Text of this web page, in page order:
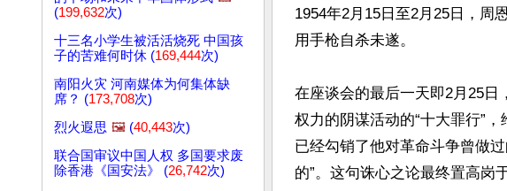
(199,632次)
十三名小学生被活活烧死 中国孩
子的苦难何时休 (169,444次)
南阳火灾 河南媒体为何集体缺
席？ (173,708次)
烈火遐思 🖼️ (40,443次)
联合国审议中国人权 多国要求废
除香港《国安法》 (26,742次)
1954年2月15日至2月25日，周
用手枪自杀未遂。
在座谈会的最后一天即2月25
权力的阴谋活动的“十大罪行”
已经勾销了他对革命斗争曾做
的”。这句诛心之论最终置高岗